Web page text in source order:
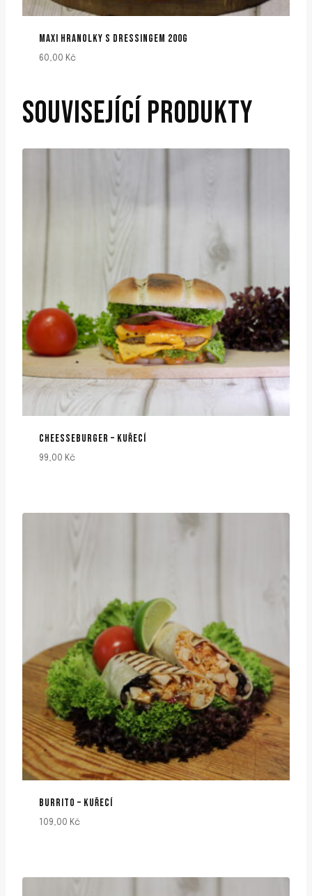
MAXI HRANOLKY S DRESSINGEM 200G
60,00 Kč
SOUVISEJÍCÍ PRODUKTY
CHEESSEBURGER – KUŘECÍ
99,00 Kč
BURRITO – KUŘECÍ
109,00 Kč